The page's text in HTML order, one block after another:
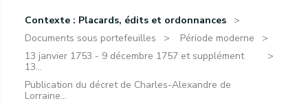
Contexte : Placards, édits et ordonnances
Documents sous portefeuilles
Période moderne
13 janvier 1753 - 9 décembre 1757 et supplément
13...
Publication du décret de Charles-Alexandre de
Lorraine...